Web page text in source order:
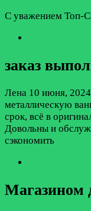
С уважением Топ-
заказ
Лена 10 июня,
металлическую
срок, всё в
Довольны и
сэкономить
Магазином